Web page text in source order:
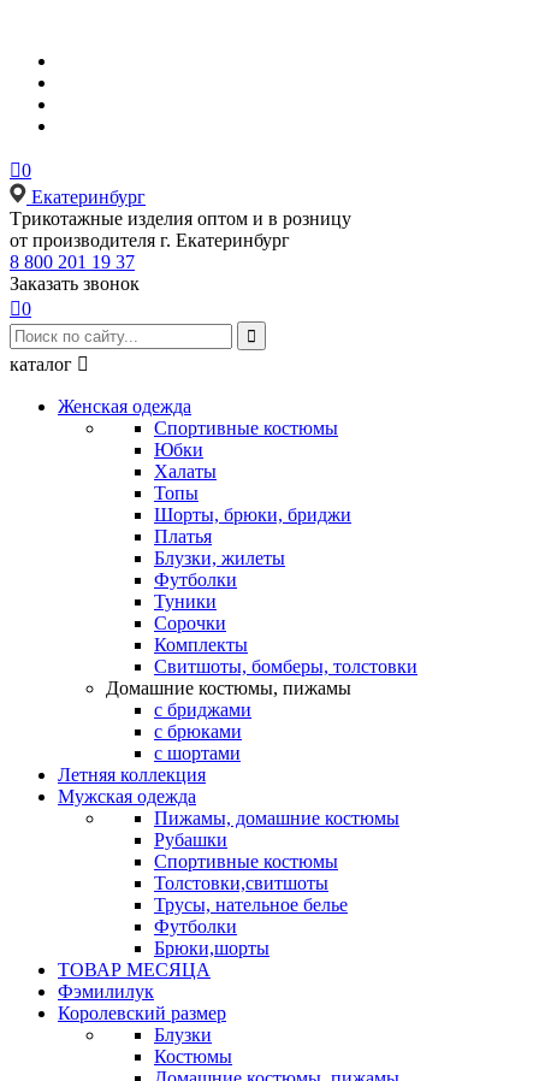
0
Екатеринбург
Tрикотажные изделия оптом и в розницу
от производителя г. Екатеринбург
8 800 201 19 37
Заказать звонок
0

каталог 
Женская одежда
Спортивные костюмы
Юбки
Халаты
Топы
Шорты, брюки, бриджи
Платья
Блузки, жилеты
Футболки
Туники
Сорочки
Комплекты
Свитшоты, бомберы, толстовки
Домашние костюмы, пижамы
с бриджами
с брюками
с шортами
Летняя коллекция
Мужская одежда
Пижамы, домашние костюмы
Рубашки
Спортивные костюмы
Толстовки,свитшоты
Трусы, нательное белье
Футболки
Брюки,шорты
ТОВАР МЕСЯЦА
Фэмилилук
Королевский размер
Блузки
Костюмы